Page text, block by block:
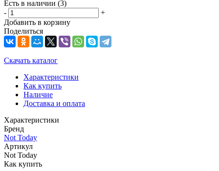
Есть в наличии (3)
-
+
Добавить в корзину
Поделиться
Скачать каталог
Характеристики
Как купить
Наличие
Доставка и оплата
Характеристики
Бренд
Not Today
Артикул
Not Today
Как купить